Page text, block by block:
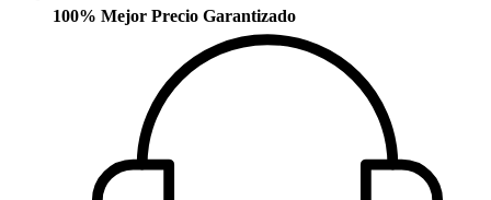
100% Mejor Precio Garantizado